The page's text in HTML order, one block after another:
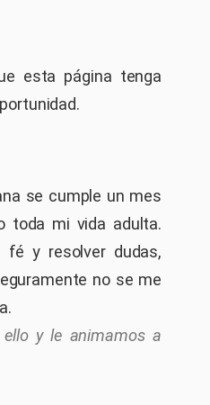
esta página tenga
se cumple un mes
toda mi vida adulta.
fé y resolver dudas,
no se me
y le animamos a